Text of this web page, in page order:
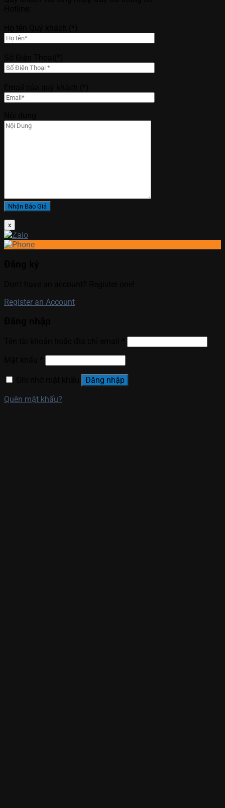
x
Register an Account
Đăng nhập
Quên mật khẩu?